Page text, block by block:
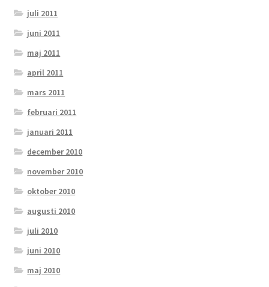
juli 2011
juni 2011
maj 2011
april 2011
mars 2011
februari 2011
januari 2011
december 2010
november 2010
oktober 2010
augusti 2010
juli 2010
juni 2010
maj 2010